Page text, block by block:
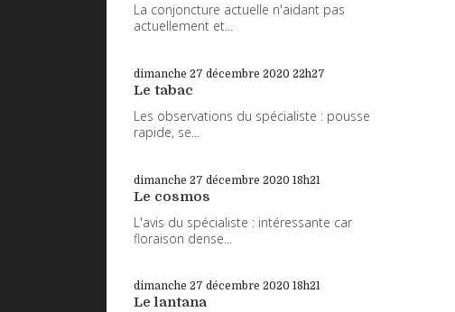
La conjoncture actuelle n'aidant pas
actuellement et...
dimanche 27 décembre 2020 22h27
Le tabac
Les observations du spécialiste : pousse
rapide, se...
dimanche 27 décembre 2020 18h21
Le cosmos
L'avis du spécialiste : intéressante car
floraison dense...
dimanche 27 décembre 2020 18h21
Le lantana